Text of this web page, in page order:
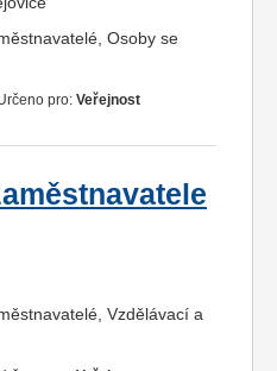
Osoby se
pro: Veřejnost
Vzdělávací a